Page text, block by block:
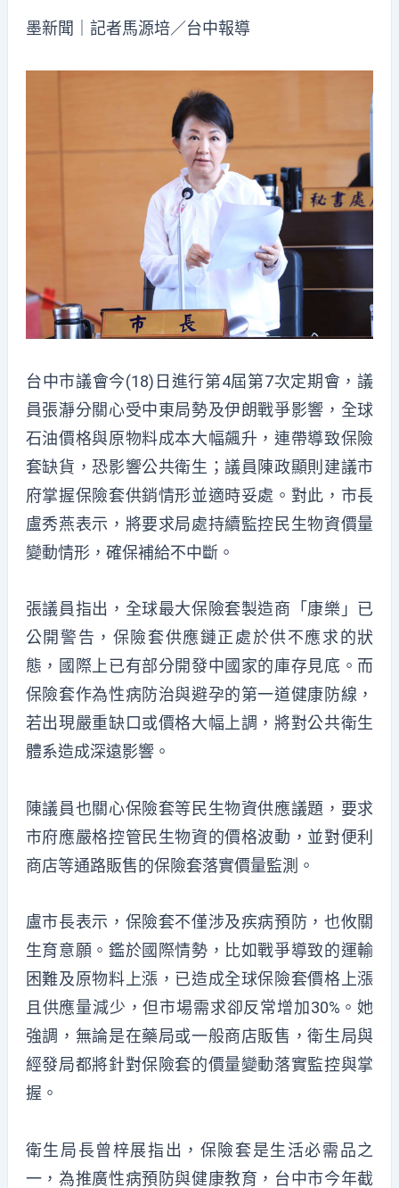
墨新聞 ｜記者馬源培／台中報導
台中市議會今(18)日進行第4屆第7次定期會，議
員張瀞分關心受中東局勢及伊朗戰爭影響，全球
石油價格與原物料成本大幅飆升，連帶導致保險
套缺貨，恐影響公共衛生；議員陳政顯則建議市
府掌握保險套供銷情形並適時妥處。對此，市長
盧秀燕表示，將要求局處持續監控民生物資價量
變動情形，確保補給不中斷。
張議員指出，全球最大保險套製造商「康樂」已
公開警告，保險套供應鏈正處於供不應求的狀
態，國際上已有部分開發中國家的庫存見底。而
保險套作為性病防治與避孕的第一道健康防線，
若出現嚴重缺口或價格大幅上調，將對公共衛生
體系造成深遠影響。
陳議員也關心保險套等民生物資供應議題，要求
市府應嚴格控管民生物資的價格波動，並對便利
商店等通路販售的保險套落實價量監測。
盧市長表示，保險套不僅涉及疾病預防，也攸關
生育意願。鑑於國際情勢，比如戰爭導致的運輸
困難及原物料上漲，已造成全球保險套價格上漲
且供應量減少，但市場需求卻反常增加30%。她
強調，無論是在藥局或一般商店販售，衛生局與
經發局都將針對保險套的價量變動落實監控與掌
握。
衛生局長曾梓展指出，保險套是生活必需品之
一，為推廣性病預防與健康教育，台中市今年截